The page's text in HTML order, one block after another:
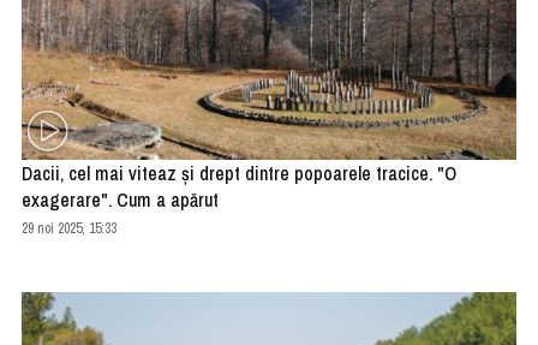
Dacii, cel mai viteaz şi drept dintre popoarele tracice. "O
exagerare". Cum a apărut
29 noi 2025, 15:33